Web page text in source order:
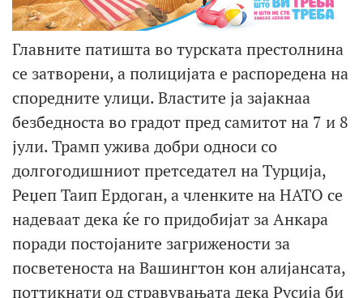
Главните патишта во турската престолнина
се затворени, а полицијата е распоредена на
споредните улици. Властите ја зајакнаа
безбедноста во градот пред самитот на 7 и 8
јули. Трамп ужива добри односи со
долгогодишниот претседател на Турција,
Реџеп Таип Ердоган, а членките на НАТО се
надеваат дека ќе го придобијат за Анкара
поради постојаните загрижености за
посветеноста на Вашингтон кон алијансата,
поттикнати од стравувањата дека Русија би